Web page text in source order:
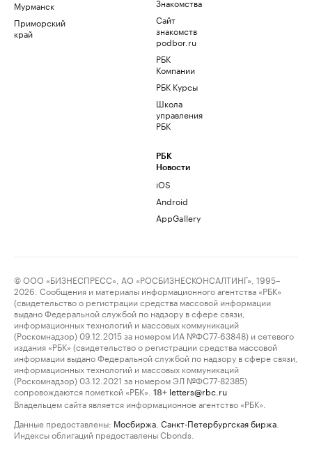
Мурманск
Приморский
край
Сайт
знакомств
podbor.ru
РБК
Компании
РБК Курсы
Школа
управления
РБК
РБК
Новости
iOS
Android
AppGallery
© ООО «БИЗНЕСПРЕСС», АО «РОСБИЗНЕСКОНСАЛТИНГ», 1995–
2026. Сообщения и материалы информационного агентства «РБК»
(свидетельство о регистрации средства массовой информации
выдано Федеральной службой по надзору в сфере связи,
информационных технологий и массовых коммуникаций
(Роскомнадзор) 09.12.2015 за номером ИА №ФС77-63848) и сетевого
издания «РБК» (свидетельство о регистрации средства массовой
информации выдано Федеральной службой по надзору в сфере связи,
информационных технологий и массовых коммуникаций
(Роскомнадзор) 03.12.2021 за номером ЭЛ №ФС77-82385)
сопровождаются пометкой «РБК».
18+ letters@rbc.ru
Владельцем сайта является информационное агентство «РБК».
Данные предоставлены: Мосбиржа Санкт-Петербургская биржа
Индексы облигаций предоставлены Cbonds.